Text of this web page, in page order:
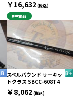
￥16,632(税込)
#中古品
スペルバウンド サーキッ
トクラス SBCC-608T4
￥8,062(税込)